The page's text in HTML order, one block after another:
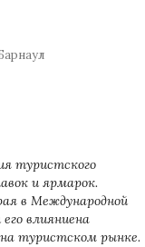
туристского
и ярмарок.
в Международной
влияниена
на туристском рынке.